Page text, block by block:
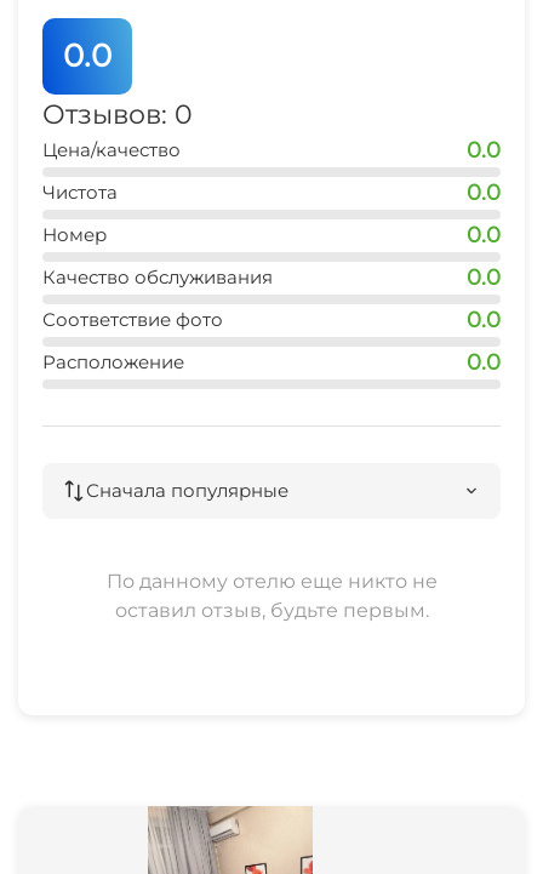
0.0
Отзывов: 0
Цена/качество 0.0
Чистота 0.0
Номер 0.0
Качество обслуживания 0.0
Соответствие фото 0.0
Расположение 0.0
Сначала популярные
По данному отелю еще никто не
оставил отзыв, будьте первым.